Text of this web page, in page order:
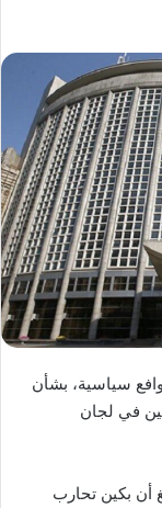
سياسية، بشأن
في لجان
أن بكين تحارب